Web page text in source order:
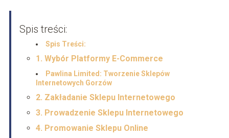
Spis treści:
Spis Treści:
1. Wybór Platformy E-Commerce
Pawlina Limited: Tworzenie Sklepów
Internetowych Gorzów
2. Zakładanie Sklepu Internetowego
3. Prowadzenie Sklepu Internetowego
4. Promowanie Sklepu Online